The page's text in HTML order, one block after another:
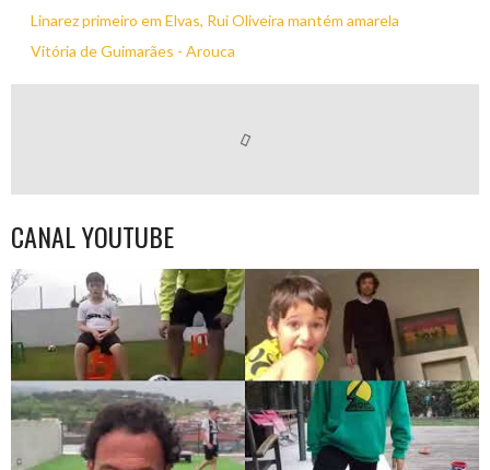
Linarez primeiro em Elvas, Rui Oliveira mantém amarela
Vitória de Guimarães - Arouca
CANAL YOUTUBE